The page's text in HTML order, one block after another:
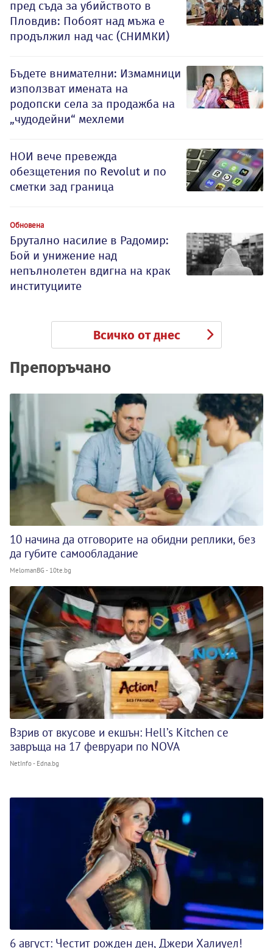
пред съда за убийството в
Пловдив: Побоят над мъжа е
продължил над час (СНИМКИ)
Бъдете внимателни: Измамници
използват имената на
родопски села за продажба на
„чудодейни“ мехлеми
НОИ вече превежда
обезщетения по Revolut и по
сметки зад граница
Обновена
Брутално насилие в Радомир:
Бой и унижение над
непълнолетен вдигна на крак
институциите
Всичко от днес
Препоръчано
10 начина да отговорите на обидни реплики, без
да губите самообладание
MelomanBG - 10te.bg
Взрив от вкусове и екшън: Hell’s Kitchen се
завръща на 17 февруари по NOVA
NetInfo - Edna.bg
6 август: Честит рожден ден, Джери Халиуел!